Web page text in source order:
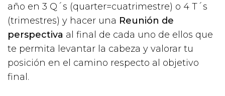
año en 3 Q´s (quarter=cuatrimestre) o 4 T´s
(trimestres) y hacer una Reunión de
perspectiva al final de cada uno de ellos que
te permita levantar la cabeza y valorar tu
posición en el camino respecto al objetivo
final.